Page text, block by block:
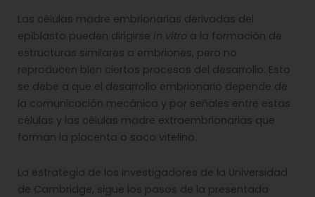
Las células madre embrionarias derivadas del
epiblasto pueden dirigirse in vitro a la formación de
estructuras similares a embriones, pero no
reproducen bien ciertos procesos del desarrollo. Esto
se debe a que el desarrollo embrionario depende de
la comunicación mecánica y por señales entre estas
células y las células madre extraembrionarias que
forman la placenta o saco vitelino.
La estrategia de los investigadores de la Universidad
de Cambridge, sigue los pasos de la presentada